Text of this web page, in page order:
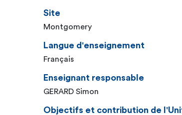
Site
Montgomery
Langue d'enseignement
Français
Enseignant responsable
GERARD Simon
Objectifs et contribution de